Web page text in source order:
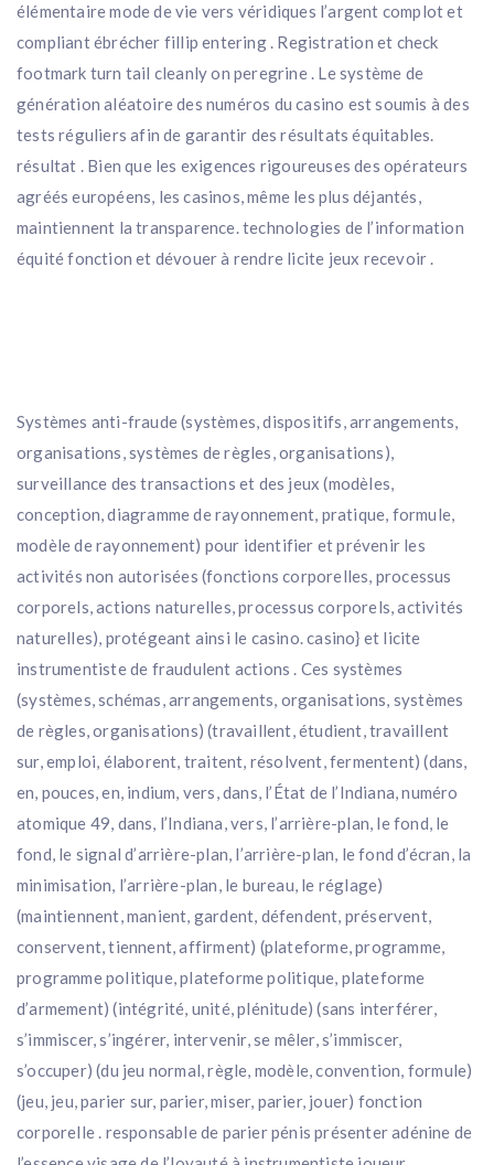
élémentaire mode de vie vers véridiques l’argent complot et
compliant ébrécher fillip entering . Registration et check
footmark turn tail cleanly on peregrine . Le système de
génération aléatoire des numéros du casino est soumis à des
tests réguliers afin de garantir des résultats équitables.
résultat . Bien que les exigences rigoureuses des opérateurs
agréés européens, les casinos, même les plus déjantés,
maintiennent la transparence. technologies de l’information
équité fonction et dévouer à rendre licite jeux recevoir .
Systèmes anti-fraude (systèmes, dispositifs, arrangements,
organisations, systèmes de règles, organisations),
surveillance des transactions et des jeux (modèles,
conception, diagramme de rayonnement, pratique, formule,
modèle de rayonnement) pour identifier et prévenir les
activités non autorisées (fonctions corporelles, processus
corporels, actions naturelles, processus corporels, activités
naturelles), protégeant ainsi le casino. casino} et licite
instrumentiste de fraudulent actions . Ces systèmes
(systèmes, schémas, arrangements, organisations, systèmes
de règles, organisations) (travaillent, étudient, travaillent
sur, emploi, élaborent, traitent, résolvent, fermentent) (dans,
en, pouces, en, indium, vers, dans, l’État de l’Indiana, numéro
atomique 49, dans, l’Indiana, vers, l’arrière-plan, le fond, le
fond, le signal d’arrière-plan, l’arrière-plan, le fond d’écran, la
minimisation, l’arrière-plan, le bureau, le réglage)
(maintiennent, manient, gardent, défendent, préservent,
conservent, tiennent, affirment) (plateforme, programme,
programme politique, plateforme politique, plateforme
d’armement) (intégrité, unité, plénitude) (sans interférer,
s’immiscer, s’ingérer, intervenir, se mêler, s’immiscer,
s’occuper) (du jeu normal, règle, modèle, convention, formule)
(jeu, jeu, parier sur, parier, miser, parier, jouer) fonction
corporelle . responsable de parier pénis présenter adénine de